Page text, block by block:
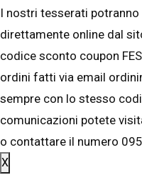
I nostri tesserati
direttamente online dal
codice sconto coupon
ordini fatti via email
sempre con lo stesso
comunicazioni potete
o contattare il numero
X